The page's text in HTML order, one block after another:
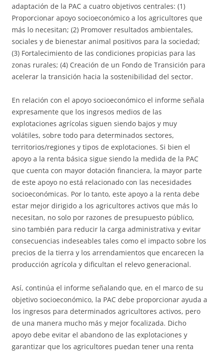
adaptación de la PAC a cuatro objetivos centrales: (1)
Proporcionar apoyo socioeconómico a los agricultores que
más lo necesitan; (2) Promover resultados ambientales,
sociales y de bienestar animal positivos para la sociedad;
(3) Fortalecimiento de las condiciones propicias para las
zonas rurales; (4) Creación de un Fondo de Transición para
acelerar la transición hacia la sostenibilidad del sector.
En relación con el apoyo socioeconómico el informe señala
expresamente que los ingresos medios de las
explotaciones agrícolas siguen siendo bajos y muy
volátiles, sobre todo para determinados sectores,
territorios/regiones y tipos de explotaciones. Si bien el
apoyo a la renta básica sigue siendo la medida de la PAC
que cuenta con mayor dotación financiera, la mayor parte
de este apoyo no está relacionado con las necesidades
socioeconómicas. Por lo tanto, este apoyo a la renta debe
estar mejor dirigido a los agricultores activos que más lo
necesitan, no solo por razones de presupuesto público,
sino también para reducir la carga administrativa y evitar
consecuencias indeseables tales como el impacto sobre los
precios de la tierra y los arrendamientos que encarecen la
producción agrícola y dificultan el relevo generacional.
Así, continúa el informe señalando que, en el marco de su
objetivo socioeconómico, la PAC debe proporcionar ayuda a
los ingresos para determinados agricultores activos, pero
de una manera mucho más y mejor focalizada. Dicho
apoyo debe evitar el abandono de las explotaciones y
garantizar que los agricultores puedan tener una renta